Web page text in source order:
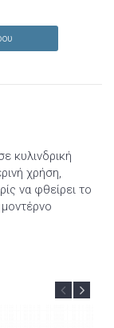
κυλινδρική
χρήση,
να φθείρει το
μοντέρνο